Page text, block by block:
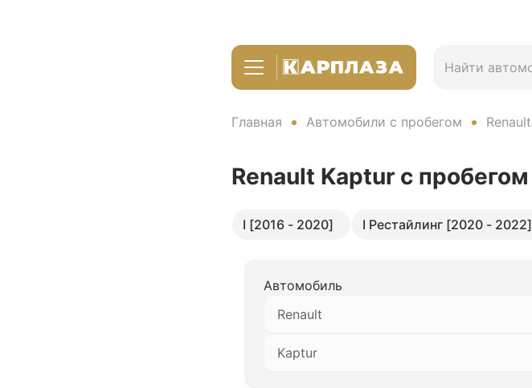
Главная Автомобили с пробегом Renault
Renault Kaptur с пробегом
I [2016 - 2020] I Рестайлинг [2020 - 2022]
Автомобиль
Renault
Kaptur